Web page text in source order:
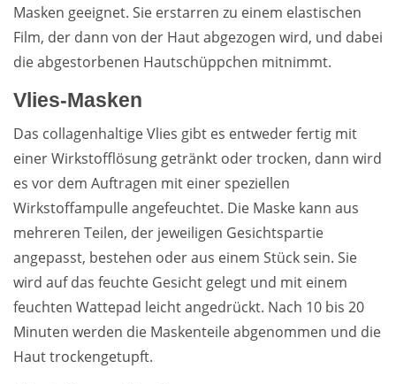
Masken geeignet. Sie erstarren zu einem elastischen
Film, der dann von der Haut abgezogen wird, und dabei
die abgestorbenen Hautschüppchen mitnimmt.
Vlies-Masken
Das collagenhaltige Vlies gibt es entweder fertig mit
einer Wirkstofflösung getränkt oder trocken, dann wird
es vor dem Auftragen mit einer speziellen
Wirkstoffampulle angefeuchtet. Die Maske kann aus
mehreren Teilen, der jeweiligen Gesichtspartie
angepasst, bestehen oder aus einem Stück sein. Sie
wird auf das feuchte Gesicht gelegt und mit einem
feuchten Wattepad leicht angedrückt. Nach 10 bis 20
Minuten werden die Maskenteile abgenommen und die
Haut trockengetupft.